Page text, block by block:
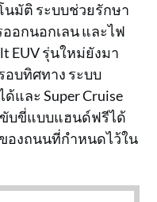
นมัติ ระบบช่วยรักษา
อกนอกเลน และไฟ
EUV รุ่นใหม่ยังมา
บทิศทาง ระบบ
และ Super Cruise
บขี่แบบแฮนด์ฟรีได้
องถนนที่กำหนดไว้ใน